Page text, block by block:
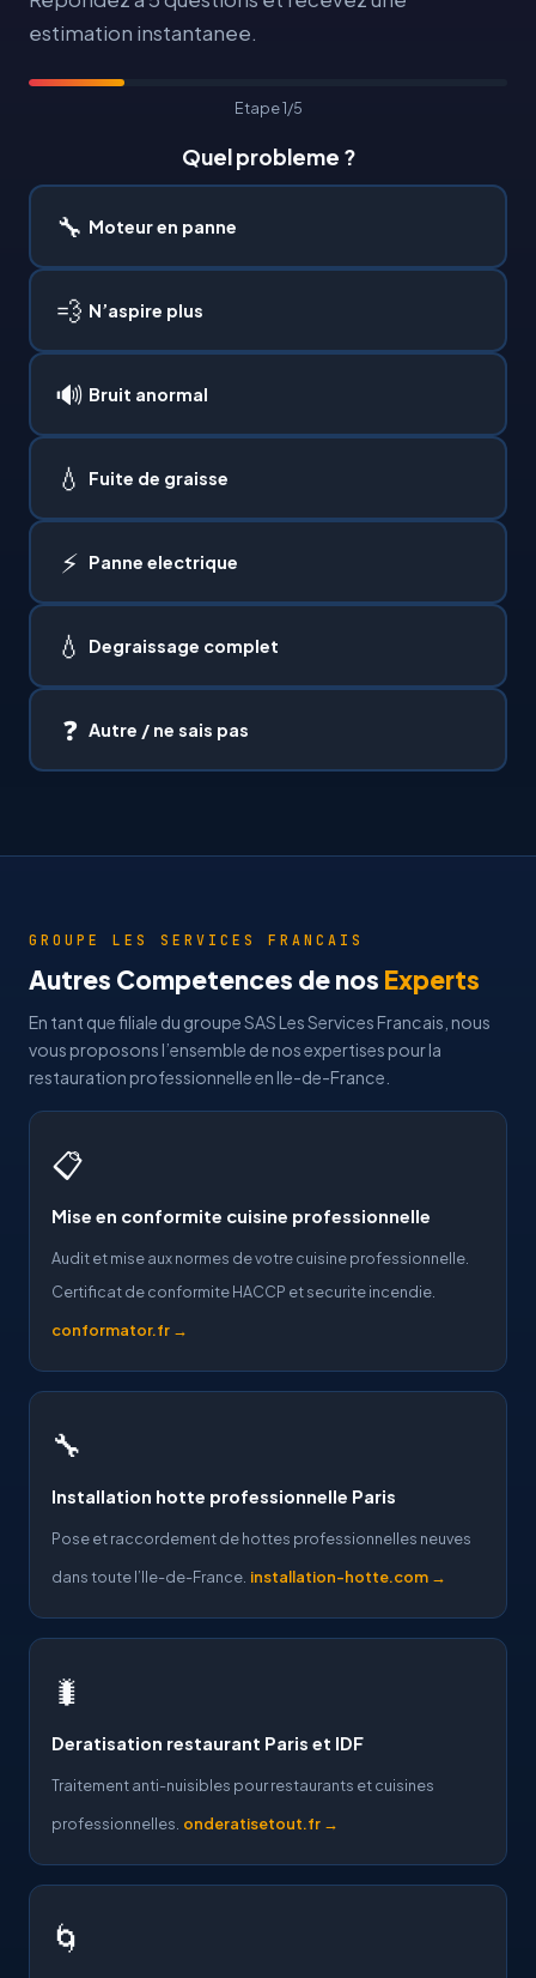
estimation instantanee.
Etape 1/5
Quel probleme ?
🔧 Moteur en panne
💨 N’aspire plus
🔊 Bruit anormal
💧 Fuite de graisse
⚡ Panne electrique
💧 Degraissage complet
❓ Autre / ne sais pas
GROUPE LES SERVICES FRANCAIS
Autres Competences de nos Experts
En tant que filiale du groupe SAS Les Services Francais, nous
vous proposons l’ensemble de nos expertises pour la
restauration professionnelle en Ile-de-France.
📋
Mise en conformite cuisine professionnelle
Audit et mise aux normes de votre cuisine professionnelle.
Certificat de conformite HACCP et securite incendie.
conformator.fr →
🔧
Installation hotte professionnelle Paris
Pose et raccordement de hottes professionnelles neuves
dans toute l’Ile-de-France. installation-hotte.com →
🐛
Deratisation restaurant Paris et IDF
Traitement anti-nuisibles pour restaurants et cuisines
professionnelles. onderatisetout.fr →
🌀